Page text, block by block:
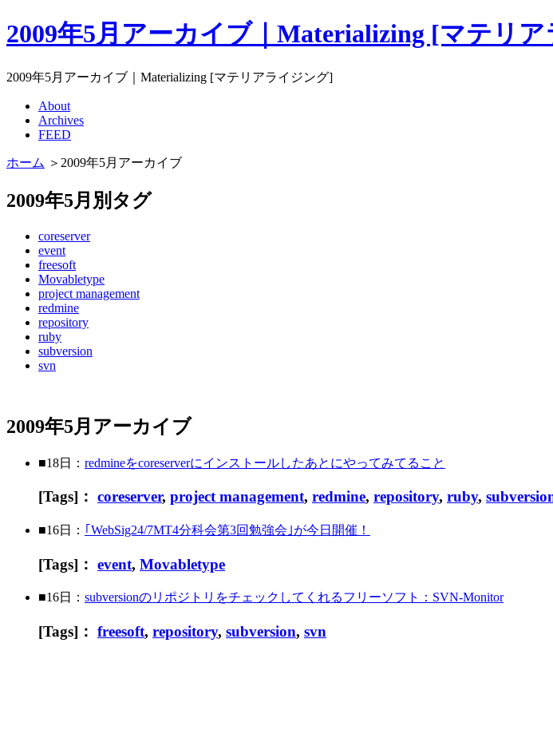
2009年5月アーカイブ｜Materializing [マテリ
2009年5月アーカイブ｜Materializing [マテリアライジング]
About
Archives
FEED
ホーム ＞2009年5月アーカイブ
2009年5月別タグ
coreserver
event
freesoft
Movabletype
project management
redmine
repository
ruby
subversion
svn
2009年5月アーカイブ
■18日： redmineをcoreserverにインストールしたあとにやってみてること
[Tags]： coreserver, project management, redmine, repository, ruby,
■16日： ｢WebSig24/7MT4分科会第3回勉強会｣が今日開催！
[Tags]： event, Movabletype
■16日： subversionのリポジトリをチェックしてくれるフリーソフト：SVN-Monitor
[Tags]： freesoft, repository, subversion, svn